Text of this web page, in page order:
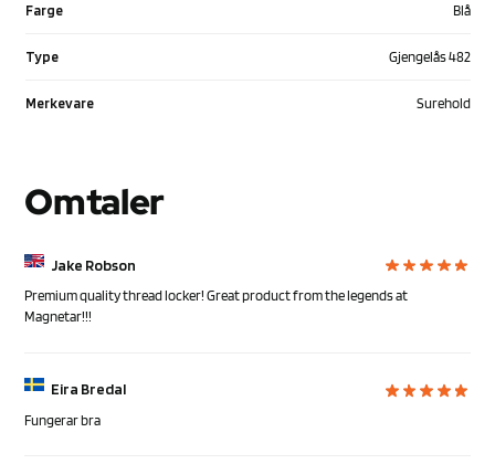
Farge Blå
Type Gjengelås 482
Merkevare Surehold
Omtaler
Jake Robson
Premium quality thread locker! Great product from the legends at
Magnetar!!!
Eira Bredal
Fungerar bra